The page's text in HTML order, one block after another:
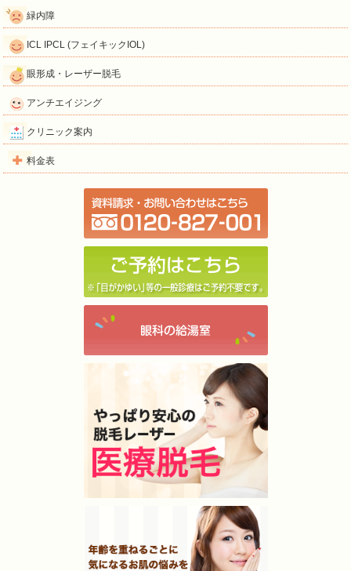
緑内障
ICL IPCL (フェイキックIOL)
眼形成・レーザー脱毛
アンチエイジング
クリニック案内
料金表